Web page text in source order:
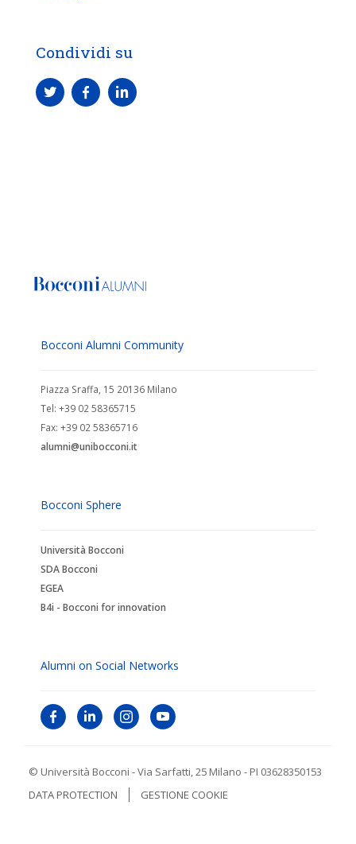
Condividi su
Bocconi Alumni Community
Piazza Sraffa, 15 20136 Milano
Tel: +39 02 58365715
Fax: +39 02 58365716
alumni@unibocconi.it
Bocconi Sphere
Università Bocconi
SDA Bocconi
EGEA
B4i - Bocconi for innovation
Alumni on Social Networks
© Università Bocconi - Via Sarfatti, 25 Milano - PI 03628350153
DATA PROTECTION
GESTIONE COOKIE